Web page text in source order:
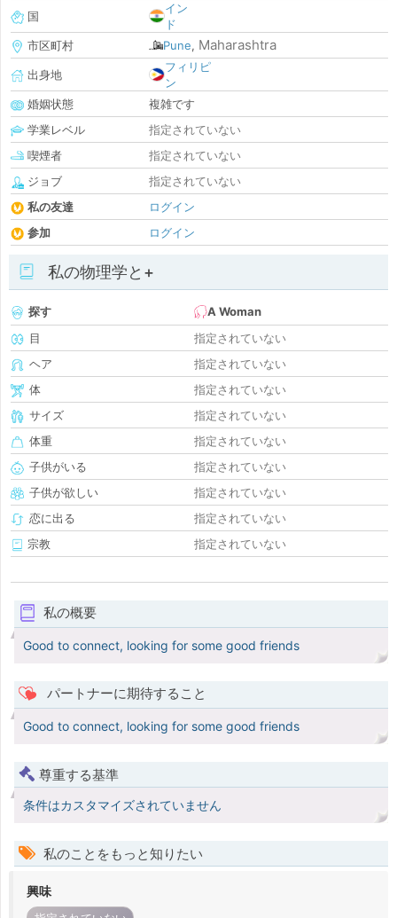
国
イン
ド
市区町村
Pune, Maharashtra
出身地
フィリピ
ン
婚姻状態
複雑です
学業レベル
指定されていない
喫煙者
指定されていない
ジョブ
指定されていない
私の友達
ログイン
参加
ログイン
私の物理学と+
探す
A Woman
目
指定されていない
ヘア
指定されていない
体
指定されていない
サイズ
指定されていない
体重
指定されていない
子供がいる
指定されていない
子供が欲しい
指定されていない
恋に出る
指定されていない
宗教
指定されていない
私の概要
Good to connect, looking for some good friends
パートナーに期待すること
Good to connect, looking for some good friends
尊重する基準
条件はカスタマイズされていません
私のことをもっと知りたい
興味